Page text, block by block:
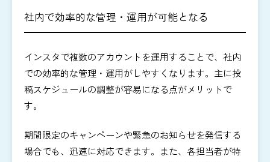
社内で効率的な管理・運用が可能となる
インスタで複数のアカウントを運用することで、社内
での効率的な管理・運用がしやすくなります。主に投
稿スケジュールの調整が容易になる点がメリットで
す。
期間限定のキャンペーンや緊急のお知らせを発信する
場合でも、迅速に対応できます。また、各担当者が特